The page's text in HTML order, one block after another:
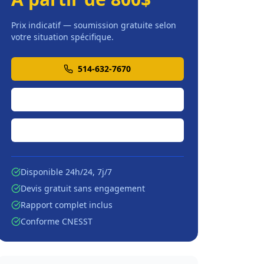
Prix indicatif — soumission gratuite selon
votre situation spécifique.
514-632-7670
Disponible 24h/24, 7j/7
Devis gratuit sans engagement
Rapport complet inclus
Conforme CNESST